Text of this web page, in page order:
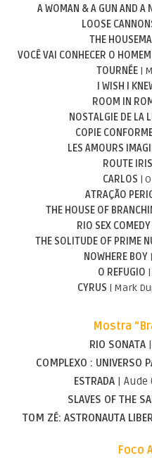
A WOMAN & A GUN AND A
LOOSE
THE
VOCÊ VAI CONHECER O
TOURNÉE|
I WISH I
ROOM IN
NOSTALGIE DE LA
COPIE
LES AMOURS
ROUTE
CARLOS |
ATRAÇÃO
THE HOUSE OF
RIO SEX COMEDY
THE SOLITUDE OF PRIME
NOWHERE BOY
O REFUGIO
CYRUS | Mark
Mostra
RIO SONATA|
COMPLEXO : UNIVERSO
ESTRADA | Aude
SLAVES OF THE
TOM ZÉ: ASTRONAUTA
Foco